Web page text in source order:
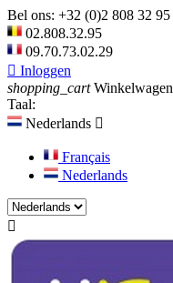
Bel ons: +32 (0)2 808 32 95
02.808.32.95
09.70.73.02.29
 Inloggen
shopping_cart Winkelwagen
Taal:
Nederlands 
Français
Nederlands
